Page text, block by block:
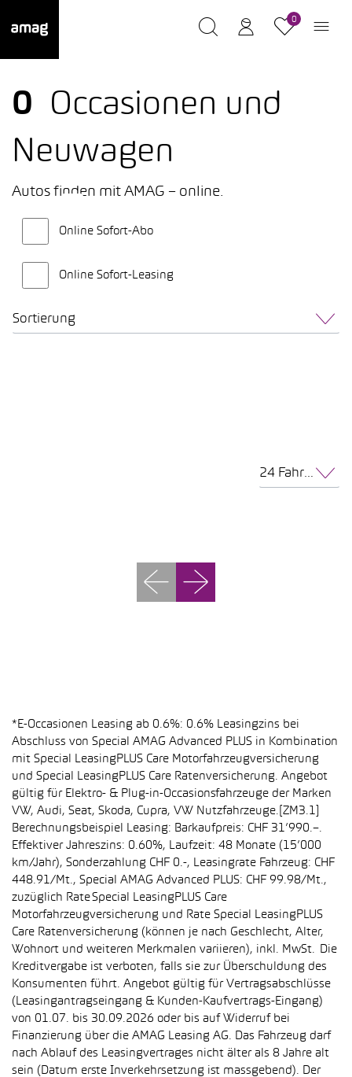
0
0
Occasionen und
Neuwagen
Autos finden mit AMAG – online.
Online Sofort-Abo
Online Sofort-Leasing
Sortierung
24 Fahrzeuge pro Seite
*E-Occasionen Leasing ab 0.6%: 0.6% Leasingzins bei
Abschluss von Special AMAG Advanced PLUS in Kombination
mit Special LeasingPLUS Care Motorfahrzeugversicherung
und Special LeasingPLUS Care Ratenversicherung. Angebot
gültig für Elektro- & Plug-in-Occasionsfahrzeuge der Marken
VW, Audi, Seat, Skoda, Cupra, VW Nutzfahrzeuge.[ZM3.1]
Berechnungsbeispiel Leasing: Barkaufpreis: CHF 31’990.–.
Effektiver Jahreszins: 0.60%, Laufzeit: 48 Monate (15’000
km/Jahr), Sonderzahlung CHF 0.-, Leasingrate Fahrzeug: CHF
448.91/Mt., Special AMAG Advanced PLUS: CHF 99.98/Mt.,
zuzüglich Rate Special LeasingPLUS Care
Motorfahrzeugversicherung und Rate Special LeasingPLUS
Care Ratenversicherung (können je nach Geschlecht, Alter,
Wohnort und weiteren Merkmalen variieren), inkl. MwSt. Die
Kreditvergabe ist verboten, falls sie zur Überschuldung des
Konsumenten führt. Angebot gültig für Vertragsabschlüsse
(Leasingantragseingang & Kunden-Kaufvertrags-Eingang)
von 01.07. bis 30.09.2026 oder bis auf Widerruf bei
Finanzierung über die AMAG Leasing AG. Das Fahrzeug darf
nach Ablauf des Leasingvertrages nicht älter als 8 Jahre alt
sein (Datum erste Inverkehrsetzung ist massgebend). Der